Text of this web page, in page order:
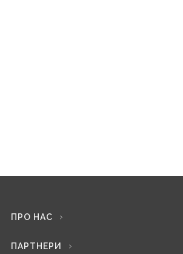
ПРО НАС
ПАРТНЕРИ